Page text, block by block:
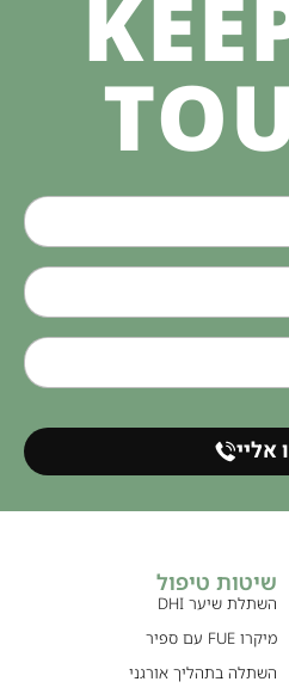
אליי
שיטות טיפול
השתלת שיער DHI
מיקרו FUE עם ספיר
השתלה בתהליך אורגני